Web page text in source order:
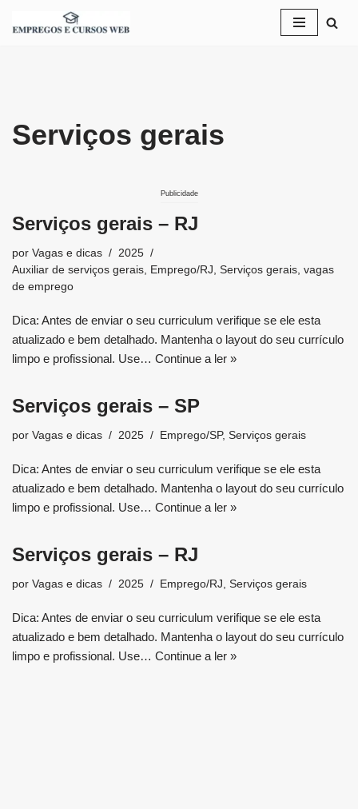
Serviços gerais
Publicidade
Serviços gerais – RJ
por Vagas e dicas
2025
Auxiliar de serviços gerais
Emprego/RJ Serviços gerais vagas
de emprego
Dica: Antes de enviar o seu curriculum verifique se ele esta
atualizado e bem detalhado. Mantenha o layout do seu currículo
limpo e profissional. Use… Continue a ler »
Serviços gerais – SP
por Vagas e dicas 2025 Emprego/SP, Serviços gerais
Dica: Antes de enviar o seu curriculum verifique se ele esta
atualizado e bem detalhado. Mantenha o layout do seu currículo
limpo e profissional. Use… Continue a ler »
Serviços gerais – RJ
por Vagas e dicas 2025 Emprego/RJ Serviços gerais
Dica: Antes de enviar o seu curriculum verifique se ele esta
atualizado e bem detalhado. Mantenha o layout do seu currículo
limpo e profissional. Use… Continue a ler »